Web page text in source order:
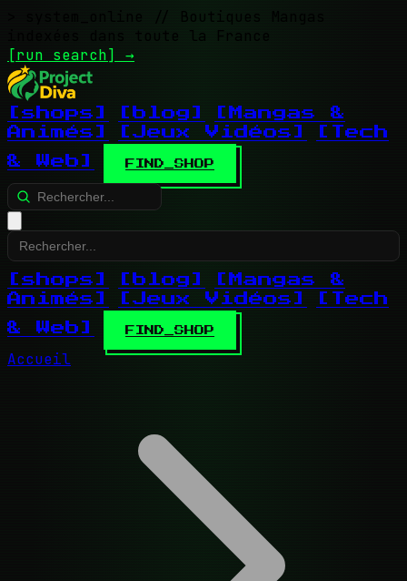
// Boutiques Mangas
indexées dans toute la France
[run search] →
[shops] [blog]
[Mangas &
Animés]
[Jeux Vidéos]
[Tech
& Web]
FIND_SHOP
[shops] [blog]
[Mangas &
Animés]
[Jeux Vidéos]
[Tech
& Web]
FIND_SHOP
Accueil